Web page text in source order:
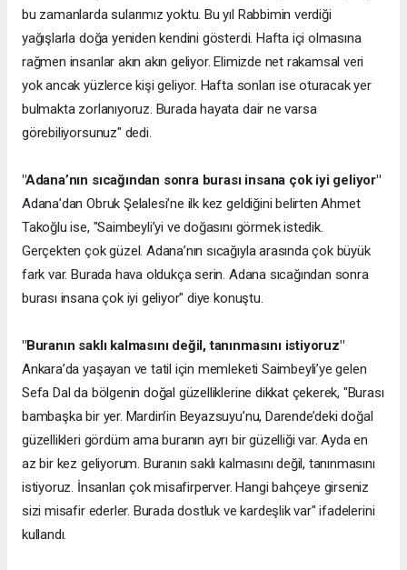
bu zamanlarda sularımız yoktu. Bu yıl Rabbimin verdiği
yağışlarla doğa yeniden kendini gösterdi. Hafta içi olmasına
rağmen insanlar akın akın geliyor. Elimizde net rakamsal veri
yok ancak yüzlerce kişi geliyor. Hafta sonları ise oturacak yer
bulmakta zorlanıyoruz. Burada hayata dair ne varsa
görebiliyorsunuz" dedi.
"Adana’nın sıcağından sonra burası insana çok iyi geliyor"
Adana’dan Obruk Şelalesi’ne ilk kez geldiğini belirten Ahmet
Takoğlu ise, "Saimbeyli’yi ve doğasını görmek istedik.
Gerçekten çok güzel. Adana’nın sıcağıyla arasında çok büyük
fark var. Burada hava oldukça serin. Adana sıcağından sonra
burası insana çok iyi geliyor" diye konuştu.
"Buranın saklı kalmasını değil, tanınmasını istiyoruz"
Ankara’da yaşayan ve tatil için memleketi Saimbeyli’ye gelen
Sefa Dal da bölgenin doğal güzelliklerine dikkat çekerek, "Burası
bambaşka bir yer. Mardin’in Beyazsuyu’nu, Darende’deki doğal
güzellikleri gördüm ama buranın ayrı bir güzelliği var. Ayda en
az bir kez geliyorum. Buranın saklı kalmasını değil, tanınmasını
istiyoruz. İnsanları çok misafirperver. Hangi bahçeye girseniz
sizi misafir ederler. Burada dostluk ve kardeşlik var" ifadelerini
kullandı.